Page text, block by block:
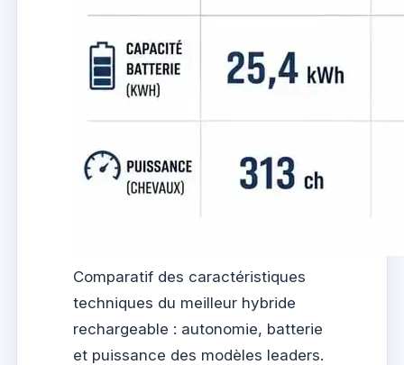
Comparatif des caractéristiques
techniques du meilleur hybride
rechargeable : autonomie, batterie
et puissance des modèles leaders.